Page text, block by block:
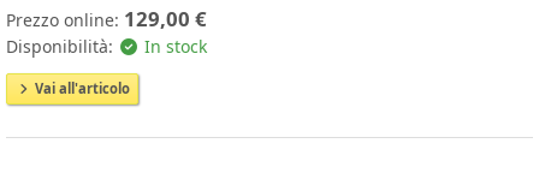
Prezzo online: 129,00 €
Disponibilità: In stock
Vai all'articolo